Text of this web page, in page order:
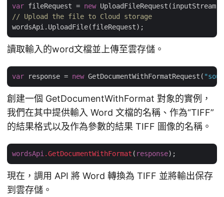
var fileRequest = new UploadFileRequest(inputStream,
// Upload the file to Cloud storage
讀取輸入的word文檔並上傳至雲存儲。
var response = new GetDocumentWithFormatRequest(
創建一個 GetDocumentWithFormat 對象的實例，
我們在其中提供輸入 Word 文檔的名稱、作為“TIFF”
的結果格式以及作為參數的結果 TIFF 圖像的名稱。
wordsApi .GetDocumentWithFormat ( response
現在，調用 API 將 Word 轉換為 TIFF 並將輸出保存
到雲存儲。